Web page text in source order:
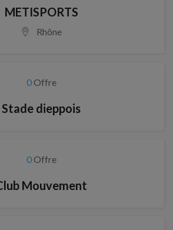
METISPORTS
Rhône
0Offre
Stade dieppois
0Offre
Mouvement